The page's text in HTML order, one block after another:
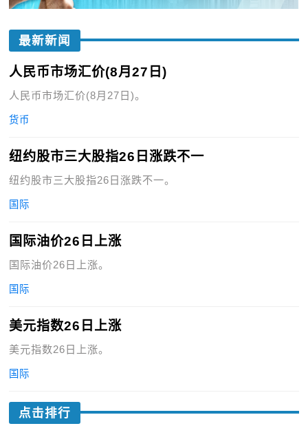
最新新闻
人民币市场汇价(8月27日)
人民币市场汇价(8月27日)。
货币
纽约股市三大股指26日涨跌不一
纽约股市三大股指26日涨跌不一。
国际
国际油价26日上涨
国际油价26日上涨。
国际
美元指数26日上涨
美元指数26日上涨。
国际
点击排行